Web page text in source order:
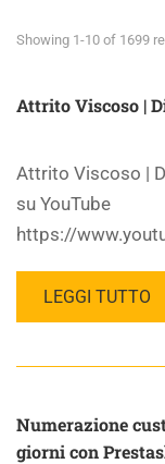
Showing 1-10 of 1699
Attrito Viscoso |
Attrito Viscoso |
su YouTube
https://
LEGGI TUTTO
Numerazione
giorni con